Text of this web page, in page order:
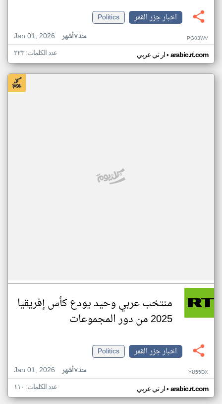
اخبار جزر القمر
Politics
Jan 01, 2026
منذ ٧ أشهر PG03WV
ار تي عربي• arabic.rt.com عدد الكلمات: ٢٢٣
منتخب عربي وحيد يودع كأس إفريقيا
2025 من دور المجموعات
اخبار جزر القمر
Politics
Jan 01, 2026
منذ ٧ أشهر YU55DX
ار تي عربي• arabic.rt.com عدد الكلمات: ١١٠